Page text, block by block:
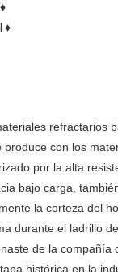
♦
refractarios
con los
por la alta
bajo carga,
la corteza del
durante el ladrillo
de la
histórica en la